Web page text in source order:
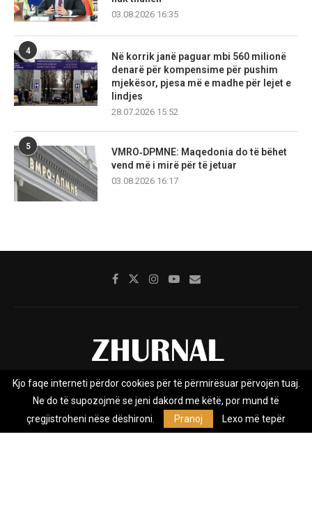
03.08.2026 16:35
4
Në korrik janë paguar mbi 560 milionë
denarë për kompensime për pushim
mjekësor, pjesa më e madhe për lejet e
lindjes
28.07.2026 15:52
5
VMRO‑DPMNE: Maqedonia do të bëhet
vend më i mirë për të jetuar
03.08.2026 16:17
Rreth nesh Impresumi Marketing
Privacy Policy
Zhurnal.mk është Agjenci e Lajmeve e pavarur, e themeluar në vitin
Kjo faqe interneti përdor cookies për të përmirësuar përvojën tuaj.
Ne do të supozojmë se jeni dakord me këtë, por mund të
çregjistroheni nëse dëshironi.
Pranoj Lexo më tepër